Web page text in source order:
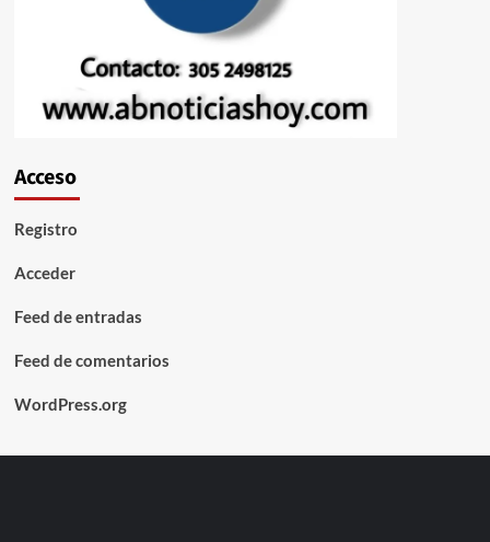
Acceso
Registro
Acceder
Feed de entradas
Feed de comentarios
WordPress.org